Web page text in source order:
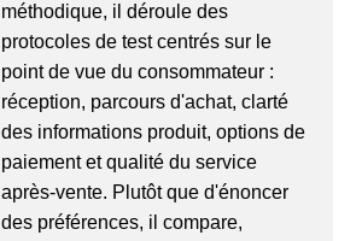
méthodique, il déroule des
protocoles de test centrés sur le
point de vue du consommateur :
réception, parcours d'achat, clarté
des informations produit, options de
paiement et qualité du service
après-vente. Plutôt que d'énoncer
des préférences, il compare,